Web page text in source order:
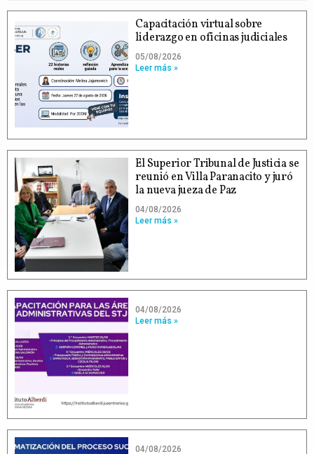
Capacitación virtual sobre
liderazgo en oficinas judiciales
05/08/2026
Leer más »
El Superior Tribunal de Justicia se
reunió en Villa Paranacito y juró
la nueva jueza de Paz
04/08/2026
Leer más »
04/08/2026
Leer más »
04/08/2026